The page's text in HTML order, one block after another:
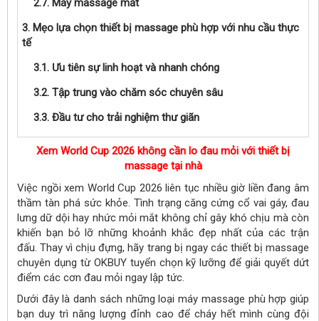
2.7. Máy massage mắt
3. Mẹo lựa chọn thiết bị massage phù hợp với nhu cầu thực
tế
3.1. Ưu tiên sự linh hoạt và nhanh chóng
3.2. Tập trung vào chăm sóc chuyên sâu
3.3. Đầu tư cho trải nghiệm thư giãn
Xem World Cup 2026 không cần lo đau mỏi với thiết bị
massage tại nhà
Việc ngồi xem World Cup 2026 liên tục nhiều giờ liền đang âm
thầm tàn phá sức khỏe. Tình trạng căng cứng cổ vai gáy, đau
lưng dữ dội hay nhức mỏi mắt không chỉ gây khó chịu mà còn
khiến bạn bỏ lỡ những khoảnh khắc đẹp nhất của các trận
đấu. Thay vì chịu đựng, hãy trang bị ngay các thiết bị massage
chuyên dụng từ OKBUY tuyển chọn kỹ lưỡng để giải quyết dứt
điểm các cơn đau mỏi ngay lập tức.
Dưới đây là danh sách những loại máy massage phù hợp giúp
bạn duy trì năng lượng đỉnh cao để cháy hết mình cùng đội